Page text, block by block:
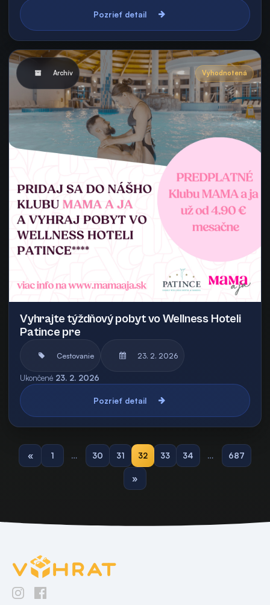
Pozrieť detail
Archív Vyhodnotená
Vyhrajte týždňový pobyt vo Wellness Hoteli
Patince pre
Cestovanie 23. 2. 2026
Ukončené 23. 2. 2026
Pozrieť detail
« 1 … 30 31 32 33 34 … 687
»